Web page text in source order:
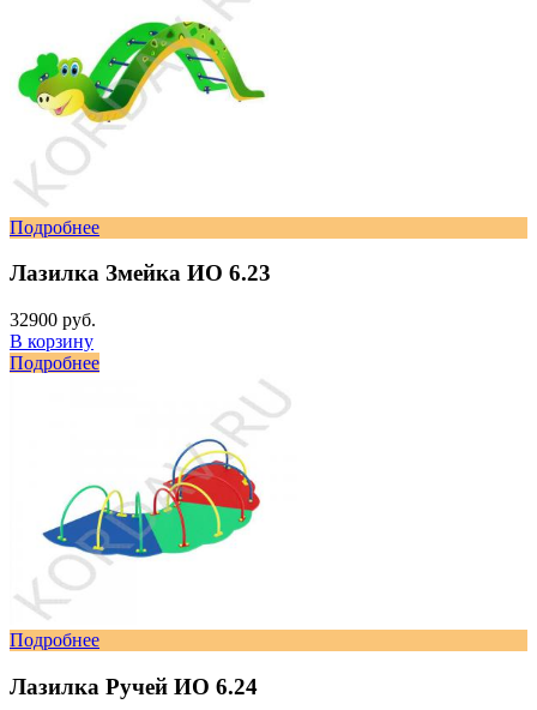
Подробнее
Лазилка Змейка ИО 6.23
32900 руб.
В корзину
Подробнее
Подробнее
Лазилка Ручей ИО 6.24